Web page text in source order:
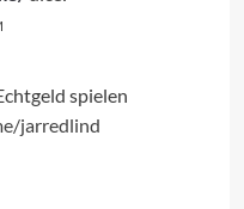
spielen
jarredlind